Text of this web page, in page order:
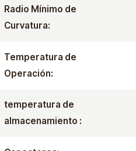
Radio Mínimo de
Curvatura:
Temperatura de
Operación:
temperatura de
almacenamiento :